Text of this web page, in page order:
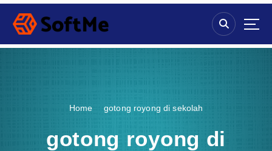
S
p
Home gotong royong di sekolah
gotong royong di